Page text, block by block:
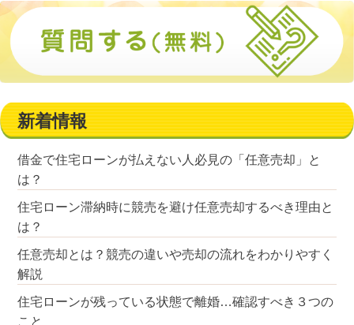
新着情報
借金で住宅ローンが払えない人必見の「任意売却」と
は？
住宅ローン滞納時に競売を避け任意売却するべき理由と
は？
任意売却とは？競売の違いや売却の流れをわかりやすく
解説
住宅ローンが残っている状態で離婚…確認すべき３つの
こと